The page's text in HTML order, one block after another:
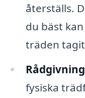
återställs.
du bäst
träden
fysiska